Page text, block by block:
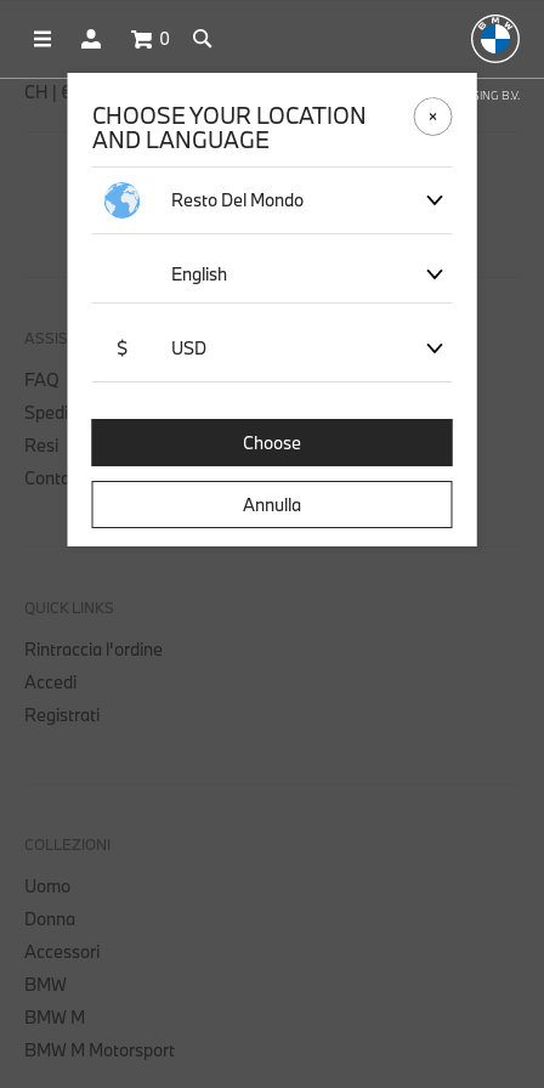
0
NEGOZIO ONLINE GESTITO DA STICHD SPORTMERCHANDISING B.V.
CH | € EUR
SEGUICI SU
ASSISTENZA
FAQ
Spedizione
Resi
Contattaci
QUICK LINKS
Rintraccia l'ordine
Accedi
Registrati
COLLEZIONI
Uomo
Donna
Accessori
BMW
BMW M
BMW M Motorsport
CHOOSE YOUR LOCATION
AND LANGUAGE
Resto Del Mondo
English
$ USD
Choose
Annulla